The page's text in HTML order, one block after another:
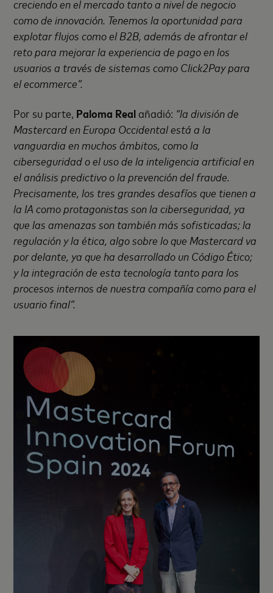
creciendo en el mercado tanto a nivel de negocio
como de innovación. Tenemos la oportunidad para
explotar flujos como el B2B, además de afrontar el
reto para mejorar la experiencia de pago en los
usuarios a través de sistemas como Click2Pay para
el ecommerce”.
Por su parte, Paloma Realañadió: “la división de
Mastercard en Europa Occidental está a la
vanguardia en muchos ámbitos, como la
ciberseguridad o el uso de la inteligencia artificial en
el análisis predictivo o la prevención del fraude.
Precisamente, los tres grandes desafíos que tienen a
la IA como protagonistas son la ciberseguridad, ya
que las amenazas son también más sofisticadas; la
regulación y la ética, algo sobre lo que Mastercard va
por delante, ya que ha desarrollado un Código Ético;
y la integración de esta tecnología tanto para los
procesos internos de nuestra compañía como para el
usuario final”.